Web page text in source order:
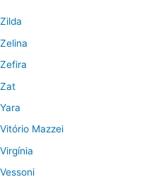
Mazzei